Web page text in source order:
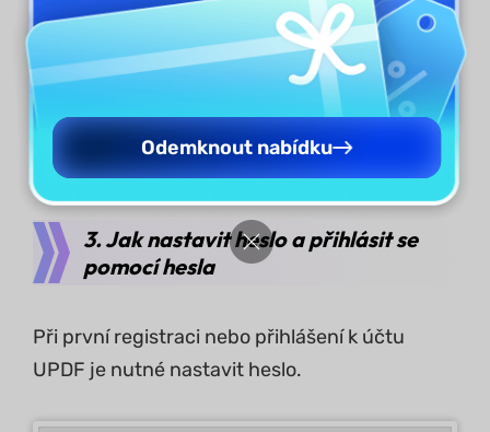
3. Jak nastavit heslo a přihlásit se
pomocí hesla
Při první registraci nebo přihlášení k účtu
UPDF je nutné nastavit heslo.
Odemknout nabídku